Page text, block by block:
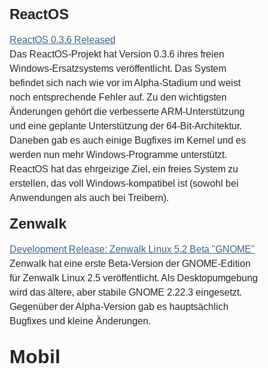
ReactOS
ReactOS 0.3.6 Released
Das ReactOS-Projekt hat Version 0.3.6 ihres freien
Windows-Ersatzsystems veröffentlicht. Das System
befindet sich nach wie vor im Alpha-Stadium und weist
noch entsprechende Fehler auf. Zu den wichtigsten
Änderungen gehört die verbesserte ARM-Unterstützung
und eine geplante Unterstützung der 64-Bit-Architektur.
Daneben gab es auch einige Bugfixes im Kernel und es
werden nun mehr Windows-Programme unterstützt.
ReactOS hat das ehrgeizige Ziel, ein freies System zu
erstellen, das voll Windows-kompatibel ist (sowohl bei
Anwendungen als auch bei Treibern).
Zenwalk
Development Release: Zenwalk Linux 5.2 Beta "GNOME"
Zenwalk hat eine erste Beta-Version der GNOME-Edition
für Zenwalk Linux 2.5 veröffentlicht. Als Desktopumgebung
wird das ältere, aber stabile GNOME 2.22.3 eingesetzt.
Gegenüber der Alpha-Version gab es hauptsächlich
Bugfixes und kleine Änderungen.
Mobil